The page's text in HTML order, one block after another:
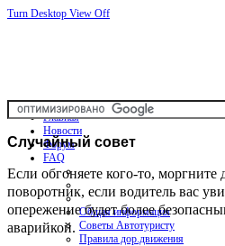
Turn Desktop View Off
Главная
Новости
Форум
FAQ
Общая информация
Советы Автотуристу
Правила дор.движения
Случайный совет
Если обгоняете кого-то,
поворотник, если водитель вас
опережение будет более
аварийкой.